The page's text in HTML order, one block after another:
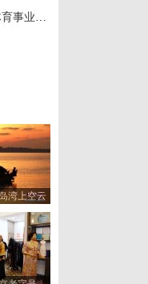
（聚焦“十四五” 展现新担当）山东“十四五”体育事业多点开花
湾上空云
画